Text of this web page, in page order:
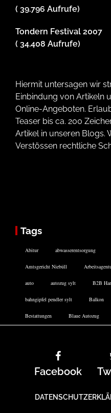
( 39.796 Aufrufe)
Tondern Festival 2007
( 34.408 Aufrufe)
Hiermit untersagen wir
Einbindung von Artikeln
Online-Angeboten.
Teaser bis ca. 200
Artikel in unseren Blogs.
Verstössen rechtliche
Tags
Abitur abwasserentsorgung
Amtsgericht Niebüll
auto autozug sylt B2B
bahngipfel pendler sylt Balkon
Bestattungen Blaue Autozug
Facebook